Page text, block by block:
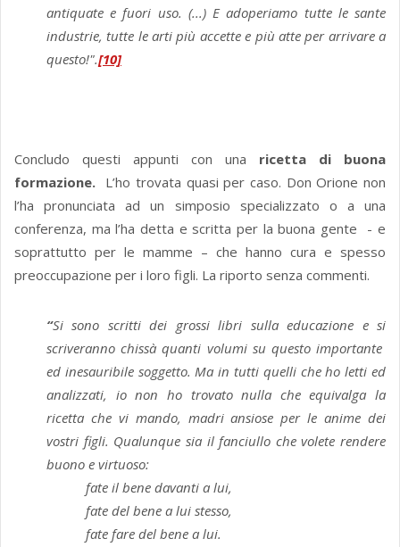
antiquate e fuori uso. (...) E adoperiamo tutte le sante
industrie, tutte le arti più accette e più atte per arrivare a
questo!".[10]
Concludo questi appunti con una ricetta di buona
formazione. L’ho trovata quasi per caso. Don Orione non
l’ha pronunciata ad un simposio specializzato o a una
conferenza, ma l’ha detta e scritta per la buona gente - e
soprattutto per le mamme – che hanno cura e spesso
preoccupazione per i loro figli. La riporto senza commenti.
“Si sono scritti dei grossi libri sulla educazione e si
scriveran­no chissà quanti volumi su questo importante
ed inesauribile soggetto. Ma in tutti quelli che ho letti ed
analizzati, io non ho trovato nulla che equivalga la
ricetta che vi mando, madri ansiose per le anime dei
vostri figli. Qualunque sia il fanciullo che volete rendere
buono e virtuoso:
fate il bene davanti a lui,
fate del bene a lui stesso,
fate fare del bene a lui.